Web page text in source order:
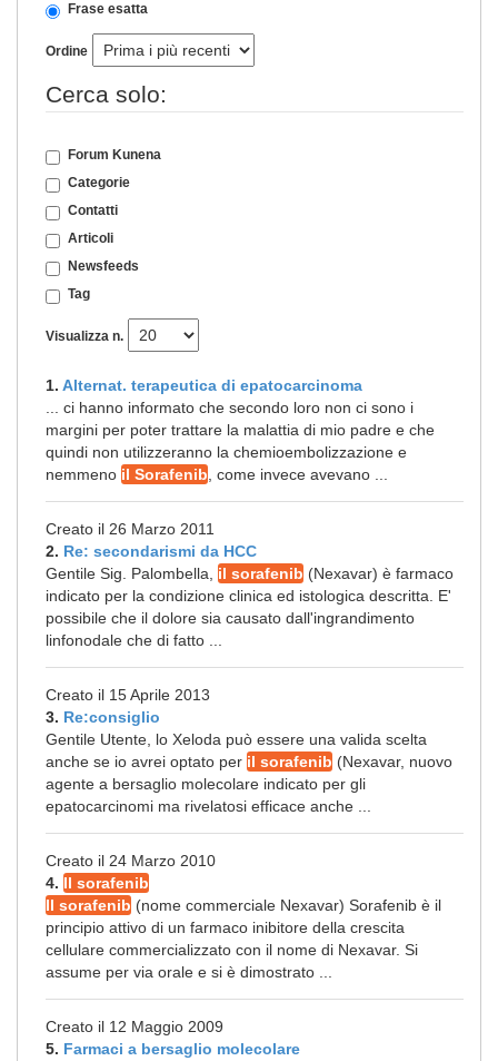
Frase esatta
Ordine
Cerca solo:
Forum Kunena
Categorie
Contatti
Articoli
Newsfeeds
Tag
Visualizza n.
1. Alternat. terapeutica di epatocarcinoma
... ci hanno informato che secondo loro non ci sono i
margini per poter trattare la malattia di mio padre e che
quindi non utilizzeranno la chemioembolizzazione e
nemmeno il Sorafenib , come invece avevano ...
Creato il 26 Marzo 2011
2. Re: secondarismi da HCC
Gentile Sig. Palombella, il sorafenib (Nexavar) è farmaco
indicato per la condizione clinica ed istologica descritta. E'
possibile che il dolore sia causato dall'ingrandimento
linfonodale che di fatto ...
Creato il 15 Aprile 2013
3. Re:consiglio
Gentile Utente, lo Xeloda può essere una valida scelta
anche se io avrei optato per il sorafenib (Nexavar, nuovo
agente a bersaglio molecolare indicato per gli
epatocarcinomi ma rivelatosi efficace anche ...
Creato il 24 Marzo 2010
4. Il sorafenib
Il sorafenib (nome commerciale Nexavar) Sorafenib è il
principio attivo di un farmaco inibitore della crescita
cellulare commercializzato con il nome di Nexavar. Si
assume per via orale e si è dimostrato ...
Creato il 12 Maggio 2009
5. Farmaci a bersaglio molecolare